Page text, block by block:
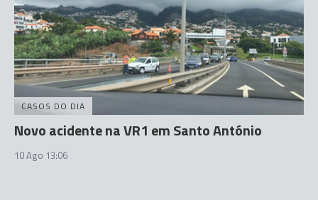
CASOS DO DIA
Novo acidente na VR1 em Santo António
10 Ago 13:06